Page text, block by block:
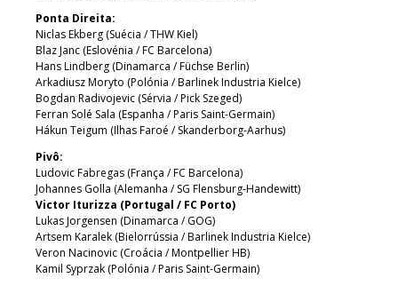
Ponta Direita:
Niclas Ekberg (Suécia / THW Kiel)
Blaz Janc (Eslovénia / FC Barcelona)
Hans Lindberg (Dinamarca / Füchse Berlin)
Arkadiusz Moryto (Polónia / Barlinek Industria Kielce)
Bogdan Radivojevic (Sérvia / Pick Szeged)
Ferran Solé Sala (Espanha / Paris Saint-Germain)
Hákun Teigum (Ilhas Faroé / Skanderborg-Aarhus)
Pivô:
Ludovic Fabregas (França / FC Barcelona)
Johannes Golla (Alemanha / SG Flensburg-Handewitt)
Victor Iturizza (Portugal / FC Porto)
Lukas Jorgensen (Dinamarca / GOG)
Artsem Karalek (Bielorrússia / Barlinek Industria Kielce)
Veron Nacinovic (Croácia / Montpellier HB)
Kamil Syprzak (Polónia / Paris Saint-Germain)